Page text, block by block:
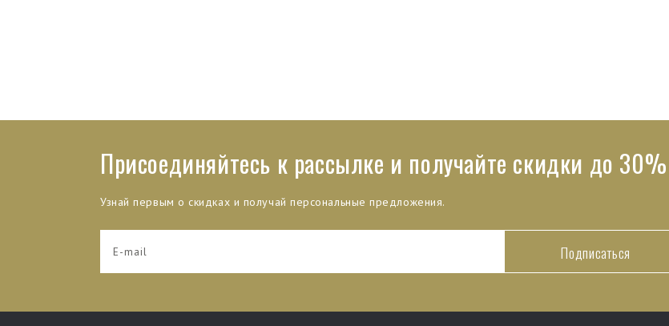
Присоединяйтесь к рассылке и получайте скидки до 30%
Узнай первым о скидках и получай персональные предложения.
Подписаться